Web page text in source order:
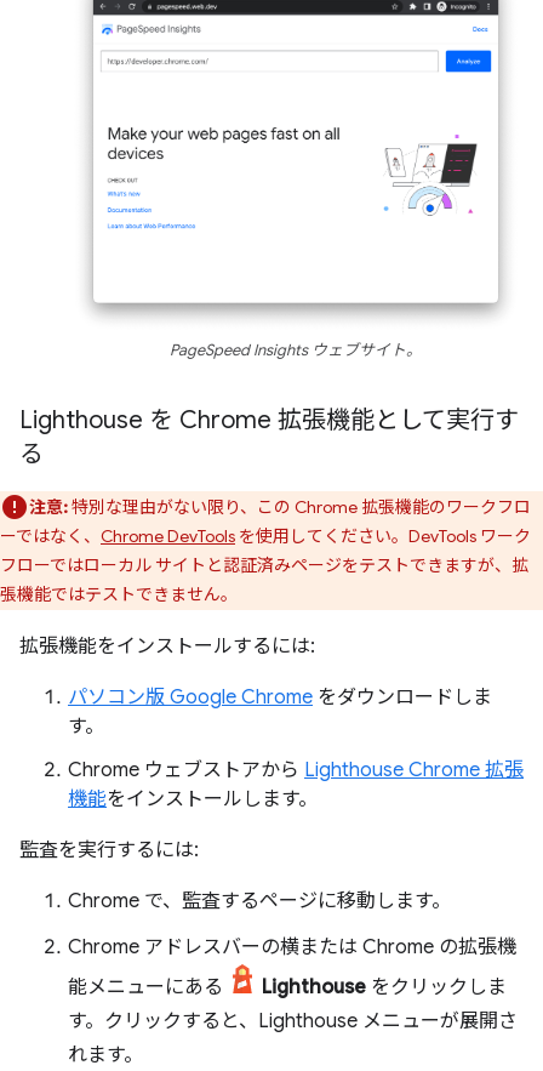
PageSpeed Insights ウェブサイト。
Lighthouse を Chrome 拡張機能として実行す
る
注意:特別な理由がない限り、この Chrome 拡張機能のワークフロ
ーではなく、 Chrome DevTools を使用してください。DevTools ワーク
フローではローカル サイトと認証済みページをテストできますが、拡
張機能ではテストできません。
拡張機能をインストールするには:
パソコン版 Google Chrome をダウンロードしま
す。
Chrome ウェブストアから Lighthouse Chrome 拡張
機能をインストールします。
監査を実行するには:
Chrome で、監査するページに移動します。
Chrome アドレスバーの横または Chrome の拡張機
能メニューにある
Lighthouse をクリックしま
す。クリックすると、Lighthouse メニューが展開さ
れます。